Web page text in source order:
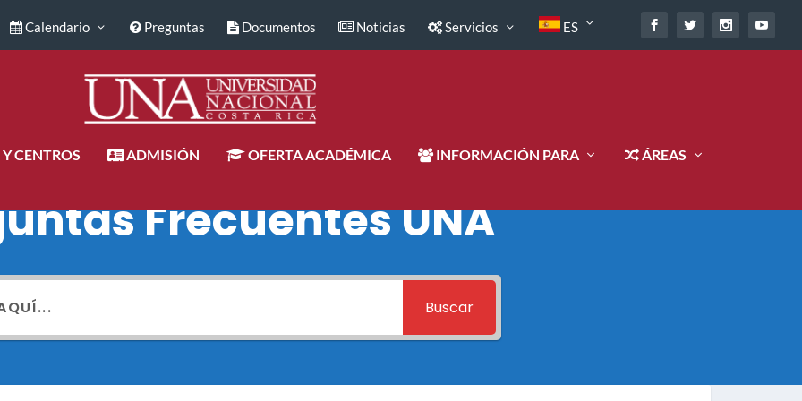
Calendario Preguntas Documentos Noticias Servicios ES
CENTROS ADMISIÓN OFERTA ACADÉMICA INFORMACIÓN PARA ÁREAS
Frecuentes UNA
Buscar